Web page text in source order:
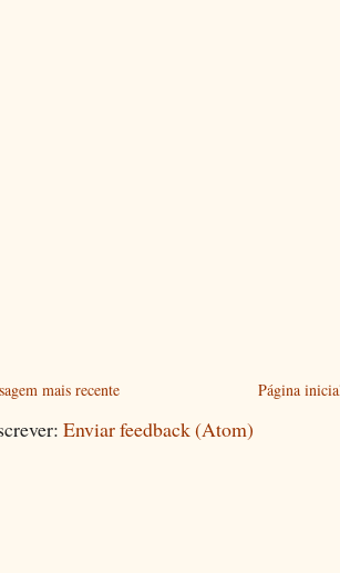
mais recente Página
Enviar feedback (Atom)